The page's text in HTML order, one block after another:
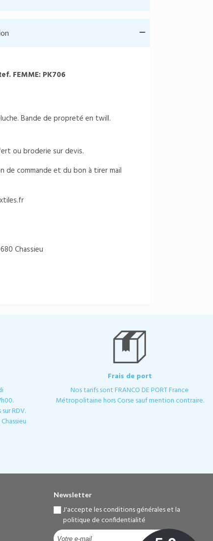
. FEMME: PK706
Bande de propreté en twill.
ou broderie sur devis.
de commande et du bon à tirer mail
Chassieu
RDV.
Frais de port
Nos tarifs sont FRANCO DE PORT France
Métropolitaine hors Corse sauf mention contraire.
Newsletter
J'accepte les conditions générales et la
politique de confidentialité